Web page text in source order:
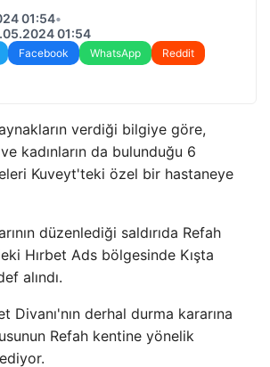
01:54•
01:54
Facebook WhatsApp
Reddit
verdiği bilgiye göre,
kadınların da bulunduğu 6
Kuveyt'teki özel bir hastaneye
düzenlediği saldırıda Refah
Hırbet Ads bölgesinde Kışta
alındı.
Divanı'nın derhal durma kararına
Refah kentine yönelik